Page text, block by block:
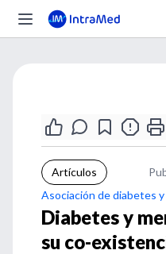
Artículos
Asociación de diabetes
Diabetes y
su co-